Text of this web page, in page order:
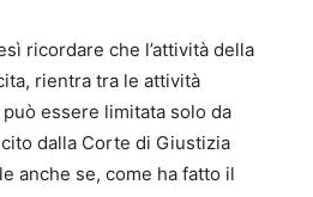
ricordare che l’attività della
rientra tra le attività
essere limitata solo da
dalla Corte di Giustizia
anche se, come ha fatto il